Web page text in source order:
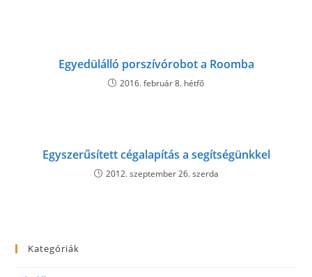
Egyedülálló porszívórobot a Roomba
2016. február 8. hétfő
Egyszerűsített cégalapítás a segítségünkkel
2012. szeptember 26. szerda
Kategóriák